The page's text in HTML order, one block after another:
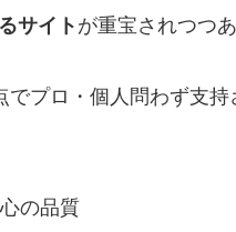
サイト が重宝されつつあ
でプロ・個人問わず支持
の品質